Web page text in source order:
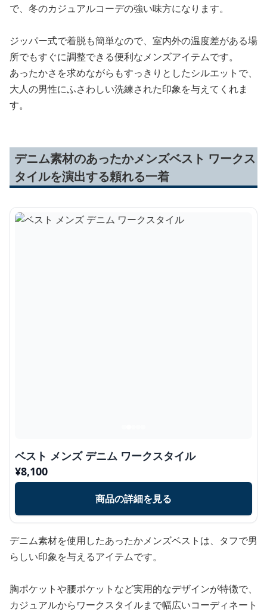
で、冬のカジュアルコーデの強い味方になります。
ジッパー式で着脱も簡単なので、室内外の温度差がある場
所でもすぐに調整できる便利なメンズアイテムです。
あったかさを求めながらもすっきりとしたシルエットで、
大人の男性にふさわしい洗練された印象を与えてくれま
す。
デニム素材のあったかメンズベスト ワークス
タイルを演出する頼れる一着
ベスト メンズ デニム ワークスタイル
¥8,100
商品の詳細を見る
デニム素材を使用したあったかメンズベストは、タフで男
らしい印象を与えるアイテムです。
胸ポケットや腰ポケットなど実用的なデザインが特徴で、
カジュアルからワークスタイルまで幅広いコーディネート